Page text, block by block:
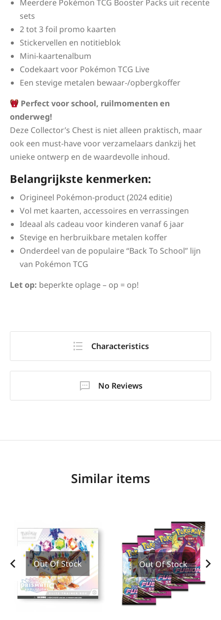
Meerdere Pokémon TCG Booster Packs uit recente
sets
2 tot 3 foil promo kaarten
Stickervellen en notitieblok
Mini-kaartenalbum
Codekaart voor Pokémon TCG Live
Een stevige metalen bewaar-/opbergkoffer
Perfect voor school, ruilmomenten en
onderweg!
Deze Collector’s Chest is niet alleen praktisch, maar
ook een must-have voor verzamelaars dankzij het
unieke ontwerp en de waardevolle inhoud.
Belangrijkste kenmerken:
Origineel Pokémon-product (2024 editie)
Vol met kaarten, accessoires en verrassingen
Ideaal als cadeau voor kinderen vanaf 6 jaar
Stevige en herbruikbare metalen koffer
Onderdeel van de populaire “Back To School” lijn
van Pokémon TCG
Let op: beperkte oplage – op = op!
Characteristics
No Reviews
Similar items
Out Of Stock Out Of Stock